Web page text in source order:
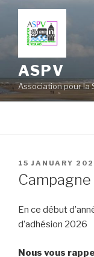
content
ASPV
Association pour la
POSTED
ON
15 JANUARY
En ce début
d’adhésion 2026
Nous vous